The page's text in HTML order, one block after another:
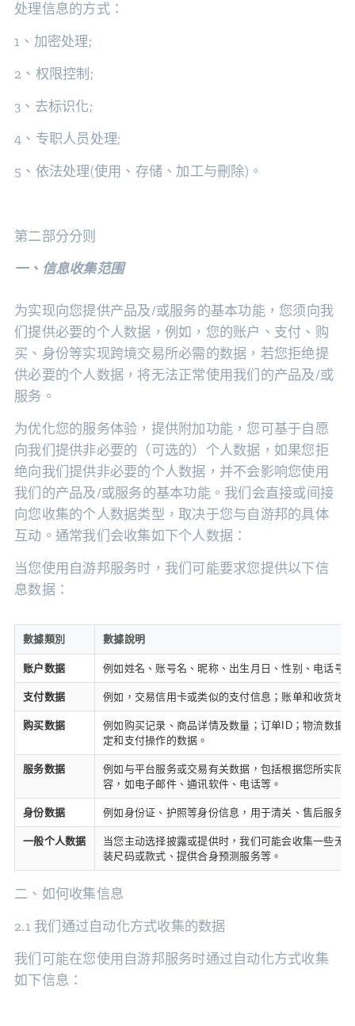
处理信息的方式：
1、加密处理;
2、权限控制;
3、去标识化;
4、专职人员处理;
5、依法处理(使用、存储、加工与刪除)。
第二部分分则
一、信息收集范围
为实现向您提供产品及/或服务的基本功能，您须向我
们提供必要的个人数据，例如，您的账户、支付、购
买、身份等实现跨境交易所必需的数据，若您拒绝提
供必要的个人数据，将无法正常使用我们的产品及/或
服务。
为优化您的服务体验，提供附加功能，您可基于自愿
向我们提供非必要的（可选的）个人数据，如果您拒
绝向我们提供非必要的个人数据，并不会影响您使用
我们的产品及/或服务的基本功能。我们会直接或间接
向您收集的个人数据类型，取决于您与自游邦的具体
互动。通常我们会收集如下个人数据：
当您使用自游邦服务时，我们可能要求您提供以下信
息数据：
數據類別 數據說明
账户数据 例如姓名、账号名、昵称、出生月日、性别、电话号
支付数据 例如，交易信用卡或类似的支付信息；账单和收货地
购买数据
例如购买记录、商品详情及数量；订单ID；物流数据
定和支付操作的数据。
服务数据
例如与平台服务或交易有关数据，包括根据您所实际
容，如电子邮件、通讯软件、电话等。
身份数据 例如身份证、护照等身份信息，用于清关、售后服务
一般个人数据
当您主动选择披露或提供时，我们可能会收集一些无
装尺码或款式、提供合身预测服务等。
二、如何收集信息
2.1 我们通过自动化方式收集的数据
我们可能在您使用自游邦服务时通过自动化方式收集
如下信息：